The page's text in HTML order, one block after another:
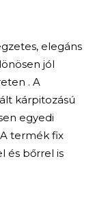
elegáns
jól
. A
kárpitozású
egyedi
termék fix
és bőrrel is